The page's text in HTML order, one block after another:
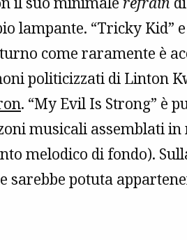
lampante. “Tricky Kid”
come raramente è
politicizzati di Linton
. “My Evil Is Strong” è
musicali assemblati
melodico di fondo).
sarebbe potuta